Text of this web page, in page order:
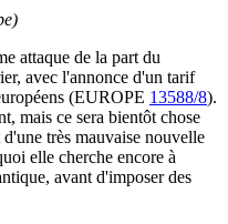
attaque de la part du
avec l'annonce d'un tarif
(EUROPE 13588/8).
mais ce sera bientôt chose
très mauvaise nouvelle
elle cherche encore à
avant d'imposer des